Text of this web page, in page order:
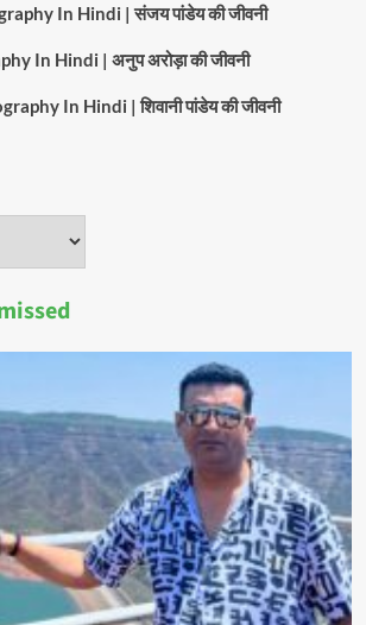
In Hindi | संजय पांडेय की जीवनी
In Hindi | अनुप अरोड़ा की जीवनी
In Hindi | शिवानी पांडेय की जीवनी